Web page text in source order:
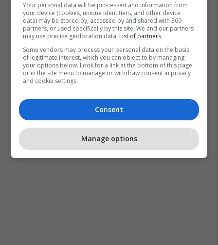
Your personal data will be processed and information from
your device (cookies, unique identifiers, and other device
data) may be stored by, accessed by and shared with 369
partners, or used specifically by this site. We and our partners
may use precise geolocation data. List of partners.
Some vendors may process your personal data on the basis
of legitimate interest, which you can object to by managing
your options below. Look for a link at the bottom of this page
or in the site menu to manage or withdraw consent in privacy
and cookie settings.
Consent
Manage options